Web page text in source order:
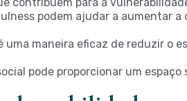
podem ajudar a aumentar a
maneira eficaz de reduzir o
pode proporcionar um espaço